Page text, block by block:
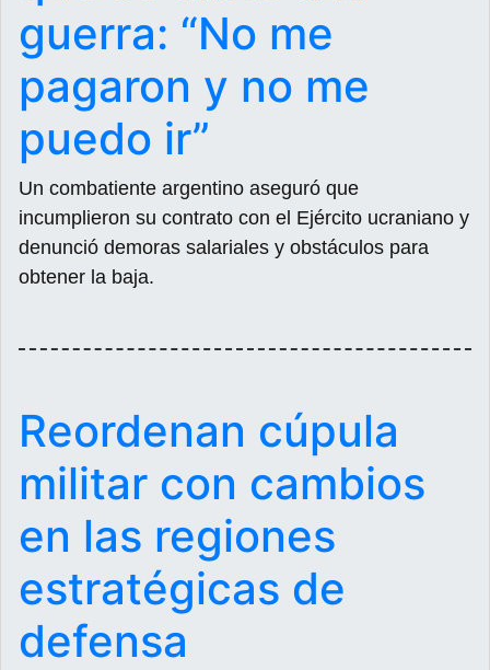
guerra: “No me
pagaron y no me
puedo ir”
Un combatiente argentino aseguró que
incumplieron su contrato con el Ejército ucraniano y
denunció demoras salariales y obstáculos para
obtener la baja.
Reordenan cúpula
militar con cambios
en las regiones
estratégicas de
defensa